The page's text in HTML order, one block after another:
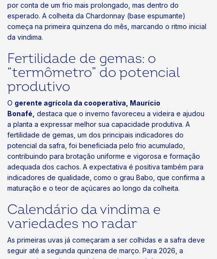
por conta de um frio mais prolongado, mas dentro do
esperado. A colheita da Chardonnay (base espumante)
começa na primeira quinzena do mês, marcando o ritmo inicial
da vindima.
Fertilidade de gemas: o
“termômetro” do potencial
produtivo
O gerente agrícola da cooperativa, Maurício
Bonafé, destaca que o inverno favoreceu a videira e ajudou
a planta a expressar melhor sua capacidade produtiva. A
fertilidade de gemas, um dos principais indicadores do
potencial da safra, foi beneficiada pelo frio acumulado,
contribuindo para brotação uniforme e vigorosa e formação
adequada dos cachos. A expectativa é positiva também para
indicadores de qualidade, como o grau Babo, que confirma a
maturação e o teor de açúcares ao longo da colheita.
Calendário da vindima e
variedades no radar
As primeiras uvas já começaram a ser colhidas e a safra deve
seguir até a segunda quinzena de março. Para 2026, a